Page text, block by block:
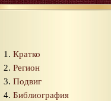
Кратко
Регион
Подвиг
Библиография